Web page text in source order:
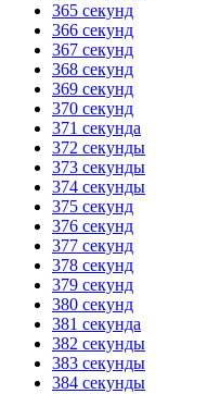
365 секунд
366 секунд
367 секунд
368 секунд
369 секунд
370 секунд
371 секунда
372 секунды
373 секунды
374 секунды
375 секунд
376 секунд
377 секунд
378 секунд
379 секунд
380 секунд
381 секунда
382 секунды
383 секунды
384 секунды